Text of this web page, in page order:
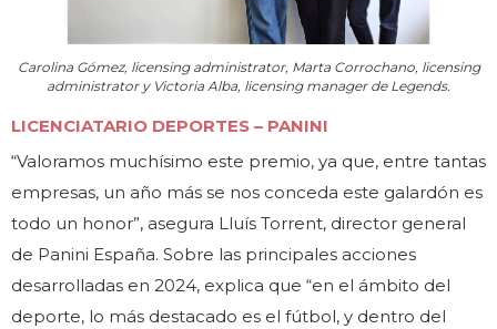
Carolina Gómez, licensing administrator, Marta Corrochano, licensing
administrator y Victoria Alba, licensing manager de Legends.
LICENCIATARIO DEPORTES – PANINI
“Valoramos muchísimo este premio, ya que, entre tantas
empresas, un año más se nos conceda este galardón es
todo un honor”, asegura Lluís Torrent, director general
de Panini España. Sobre las principales acciones
desarrolladas en 2024, explica que “en el ámbito del
deporte, lo más destacado es el fútbol, y dentro del